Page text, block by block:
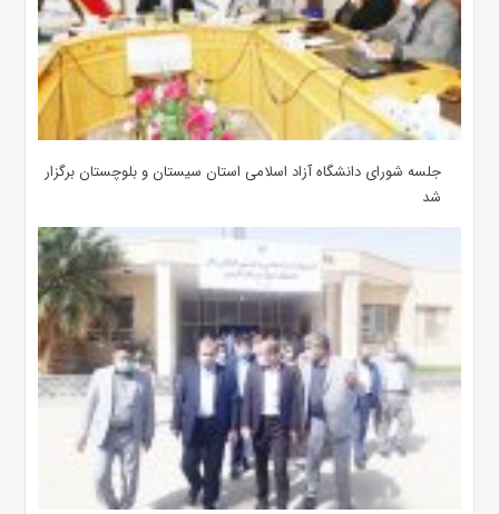
جلسه شورای دانشگاه آزاد اسلامی استان سیستان و بلوچستان برگزار
شد